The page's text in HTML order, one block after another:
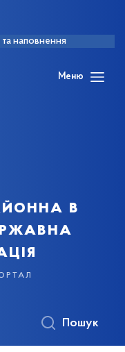
наповнення
Меню
в
Пошук